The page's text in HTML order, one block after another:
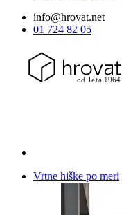
info@hrovat.net
01 724 82 05
Vrtne hiške po meri